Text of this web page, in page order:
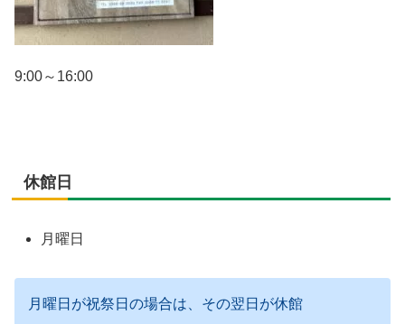
9:00～16:00
休館日
月曜日
月曜日が祝祭日の場合は、その翌日が休館